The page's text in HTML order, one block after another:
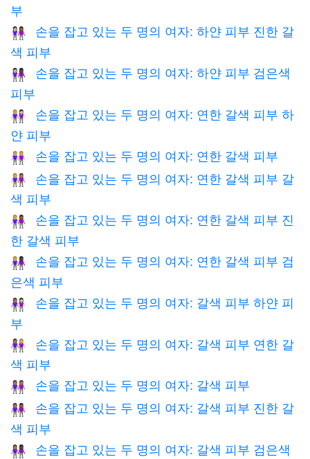
부
👩🏻‍🤝‍👩🏾
손을 잡고 있는 두 명의 여자: 하얀 피부 진한 갈
색 피부
👩🏻‍🤝‍👩🏿
손을 잡고 있는 두 명의 여자: 하얀 피부 검은색
피부
👩🏼‍🤝‍👩🏻
손을 잡고 있는 두 명의 여자: 연한 갈색 피부 하
얀 피부
👭🏼 손을 잡고 있는 두 명의 여자: 연한 갈색 피부
👩🏼‍🤝‍👩🏽
손을 잡고 있는 두 명의 여자: 연한 갈색 피부 갈
색 피부
👩🏼‍🤝‍👩🏾
손을 잡고 있는 두 명의 여자: 연한 갈색 피부 진
한 갈색 피부
👩🏼‍🤝‍👩🏿
손을 잡고 있는 두 명의 여자: 연한 갈색 피부 검
은색 피부
👩🏽‍🤝‍👩🏻
손을 잡고 있는 두 명의 여자: 갈색 피부 하얀 피
부
👩🏽‍🤝‍👩🏼
손을 잡고 있는 두 명의 여자: 갈색 피부 연한 갈
색 피부
👭🏽 손을 잡고 있는 두 명의 여자: 갈색 피부
👩🏽‍🤝‍👩🏾
손을 잡고 있는 두 명의 여자: 갈색 피부 진한 갈
색 피부
👩🏽‍🤝‍👩🏿
손을 잡고 있는 두 명의 여자: 갈색 피부 검은색